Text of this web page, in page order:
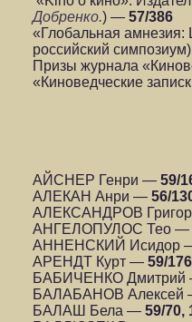
Добренко.) — 57/386
«Глобальная амнезия:
российский
Призы журнала
«Киноведческие
АЙСНЕР Генри — 59/
АЛЕКАН Анри — 56/
АЛЕКСАНДРОВ
АНГЕЛОПУЛОС Тео —
АННЕНСКИЙ Исидор
АРЕНДТ Курт — 59/176
БАБИЧЕНКО
БАЛАБАНОВ Алексей
БАЛАШ Бела — 59/70,